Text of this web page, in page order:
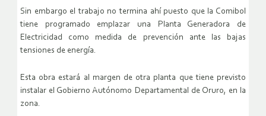
Sin embargo el trabajo no termina ahí puesto que la Comibol
tiene programado emplazar una Planta Generadora de
Electricidad como medida de prevención ante las bajas
tensiones de energía.
Esta obra estará al margen de otra planta que tiene previsto
instalar el Gobierno Autónomo Departamental de Oruro, en la
zona.